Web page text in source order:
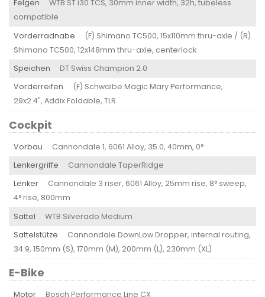
Felgen
WTB ST i30 TCS, 30mm inner width, 32h, tubeless
compatible
Vorderradnabe
(F) Shimano TC500, 15x110mm thru-axle / (R)
Shimano TC500, 12x148mm thru-axle, centerlock
Speichen
DT Swiss Champion 2.0
Vorderreifen
(F) Schwalbe Magic Mary Performance,
29x2.4", Addix Foldable, TLR
Cockpit
Vorbau
Cannondale 1, 6061 Alloy, 35.0, 40mm, 0°
Lenkergriffe
Cannondale TaperRidge
Lenker
Cannondale 3 riser, 6061 Alloy, 25mm rise, 8° sweep,
4° rise, 800mm
Sattel
WTB Silverado Medium
Sattelstütze
Cannondale DownLow Dropper, internal routing,
34.9, 150mm (S), 170mm (M), 200mm (L), 230mm (XL)
E-Bike
Motor
Bosch Performance Line CX